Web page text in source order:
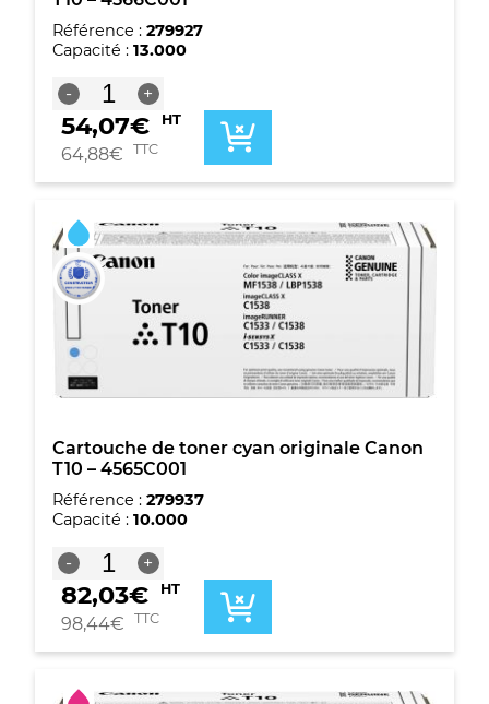
Référence : 279927
Capacité : 13.000
-
quantité
de
Cartouche
de
toner
original
Canon
T10
-
4566C001
+
54,07€ HT
64,88€ TTC
Cartouche de toner cyan originale Canon
T10 – 4565C001
Référence : 279937
Capacité : 10.000
-
quantité
de
Cartouche
de
toner
cyan
+
82,03€ HT
98,44€ TTC